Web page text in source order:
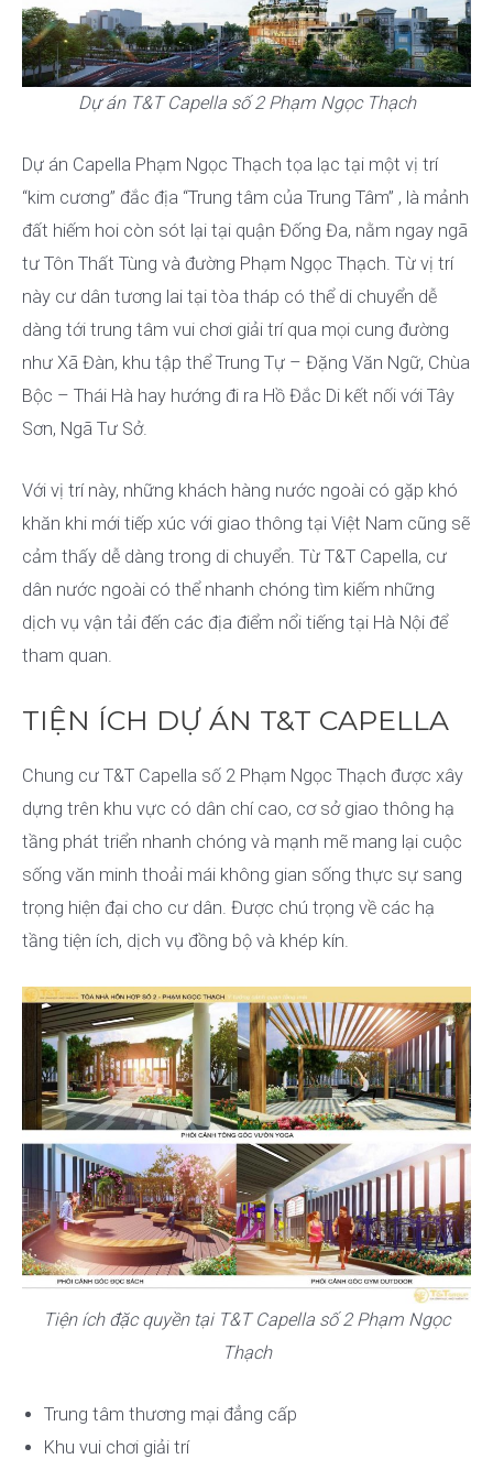
Dự án T&T Capella số 2 Phạm Ngọc Thạch
Dự án Capella Phạm Ngọc Thạch tọa lạc tại một vị trí
“kim cương” đắc địa “Trung tâm của Trung Tâm” , là mảnh
đất hiếm hoi còn sót lại tại quận Đống Đa, nằm ngay ngã
tư Tôn Thất Tùng và đường Phạm Ngọc Thạch. Từ vị trí
này cư dân tương lai tại tòa tháp có thể di chuyển dễ
dàng tới trung tâm vui chơi giải trí qua mọi cung đường
như Xã Đàn, khu tập thể Trung Tự – Đặng Văn Ngữ, Chùa
Bộc – Thái Hà hay hướng đi ra Hồ Đắc Di kết nối với Tây
Sơn, Ngã Tư Sở.
Với vị trí này, những khách hàng nước ngoài có gặp khó
khăn khi mới tiếp xúc với giao thông tại Việt Nam cũng sẽ
cảm thấy dễ dàng trong di chuyển. Từ T&T Capella, cư
dân nước ngoài có thể nhanh chóng tìm kiếm những
dịch vụ vận tải đến các địa điểm nổi tiếng tại Hà Nội để
tham quan.
TIỆN ÍCH DỰ ÁN T&T CAPELLA
Chung cư T&T Capella số 2 Phạm Ngọc Thạch được xây
dựng trên khu vực có dân chí cao, cơ sở giao thông hạ
tầng phát triển nhanh chóng và mạnh mẽ mang lại cuộc
sống văn minh thoải mái không gian sống thực sự sang
trọng hiện đại cho cư dân. Được chú trọng về các hạ
tầng tiện ích, dịch vụ đồng bộ và khép kín.
Tiện ích đặc quyền tại T&T Capella số 2 Phạm Ngọc
Thạch
Trung tâm thương mại đẳng cấp
Khu vui chơi giải trí